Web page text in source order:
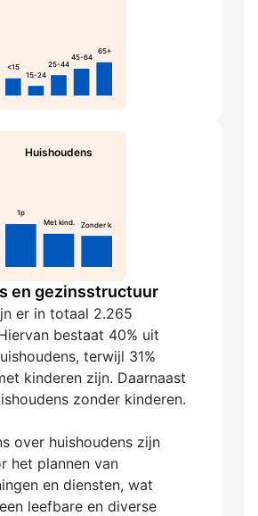
<15
15-24
25-44
45-64
65+
Huishoudens
1p
Met kind.
Zonder k.
en gezinsstructuur
er in totaal 2.265
bestaat 40% uit
terwijl 31%
kinderen zijn. Daarnaast
zonder kinderen.
over huishoudens zijn
het plannen van
en diensten, wat
leefbare en diverse